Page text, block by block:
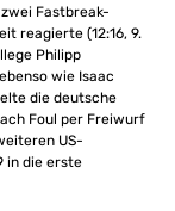
Fastbreak-
reagierte (12:16, 9.
Philipp
wie Isaac
die deutsche
Foul per Freiwurf
US-
in die erste